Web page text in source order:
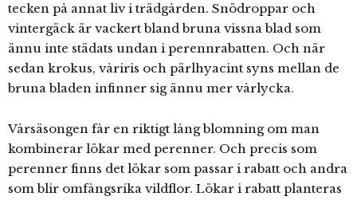
tecken på annat liv i trädgården. Snödroppar och
vintergäck är vackert bland bruna vissna blad som
ännu inte städats undan i perennrabatten. Och när
sedan krokus, våriris och pärlhyacint syns mellan de
bruna bladen infinner sig ännu mer vårlycka.
Vårsäsongen får en riktigt lång blomning om man
kombinerar lökar med perenner. Och precis som
perenner finns det lökar som passar i rabatt och andra
som blir omfångsrika vildflor. Lökar i rabatt planteras